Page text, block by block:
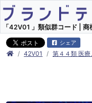
「42V01 」類似群コード |
シェア
42V01 第４４類 医